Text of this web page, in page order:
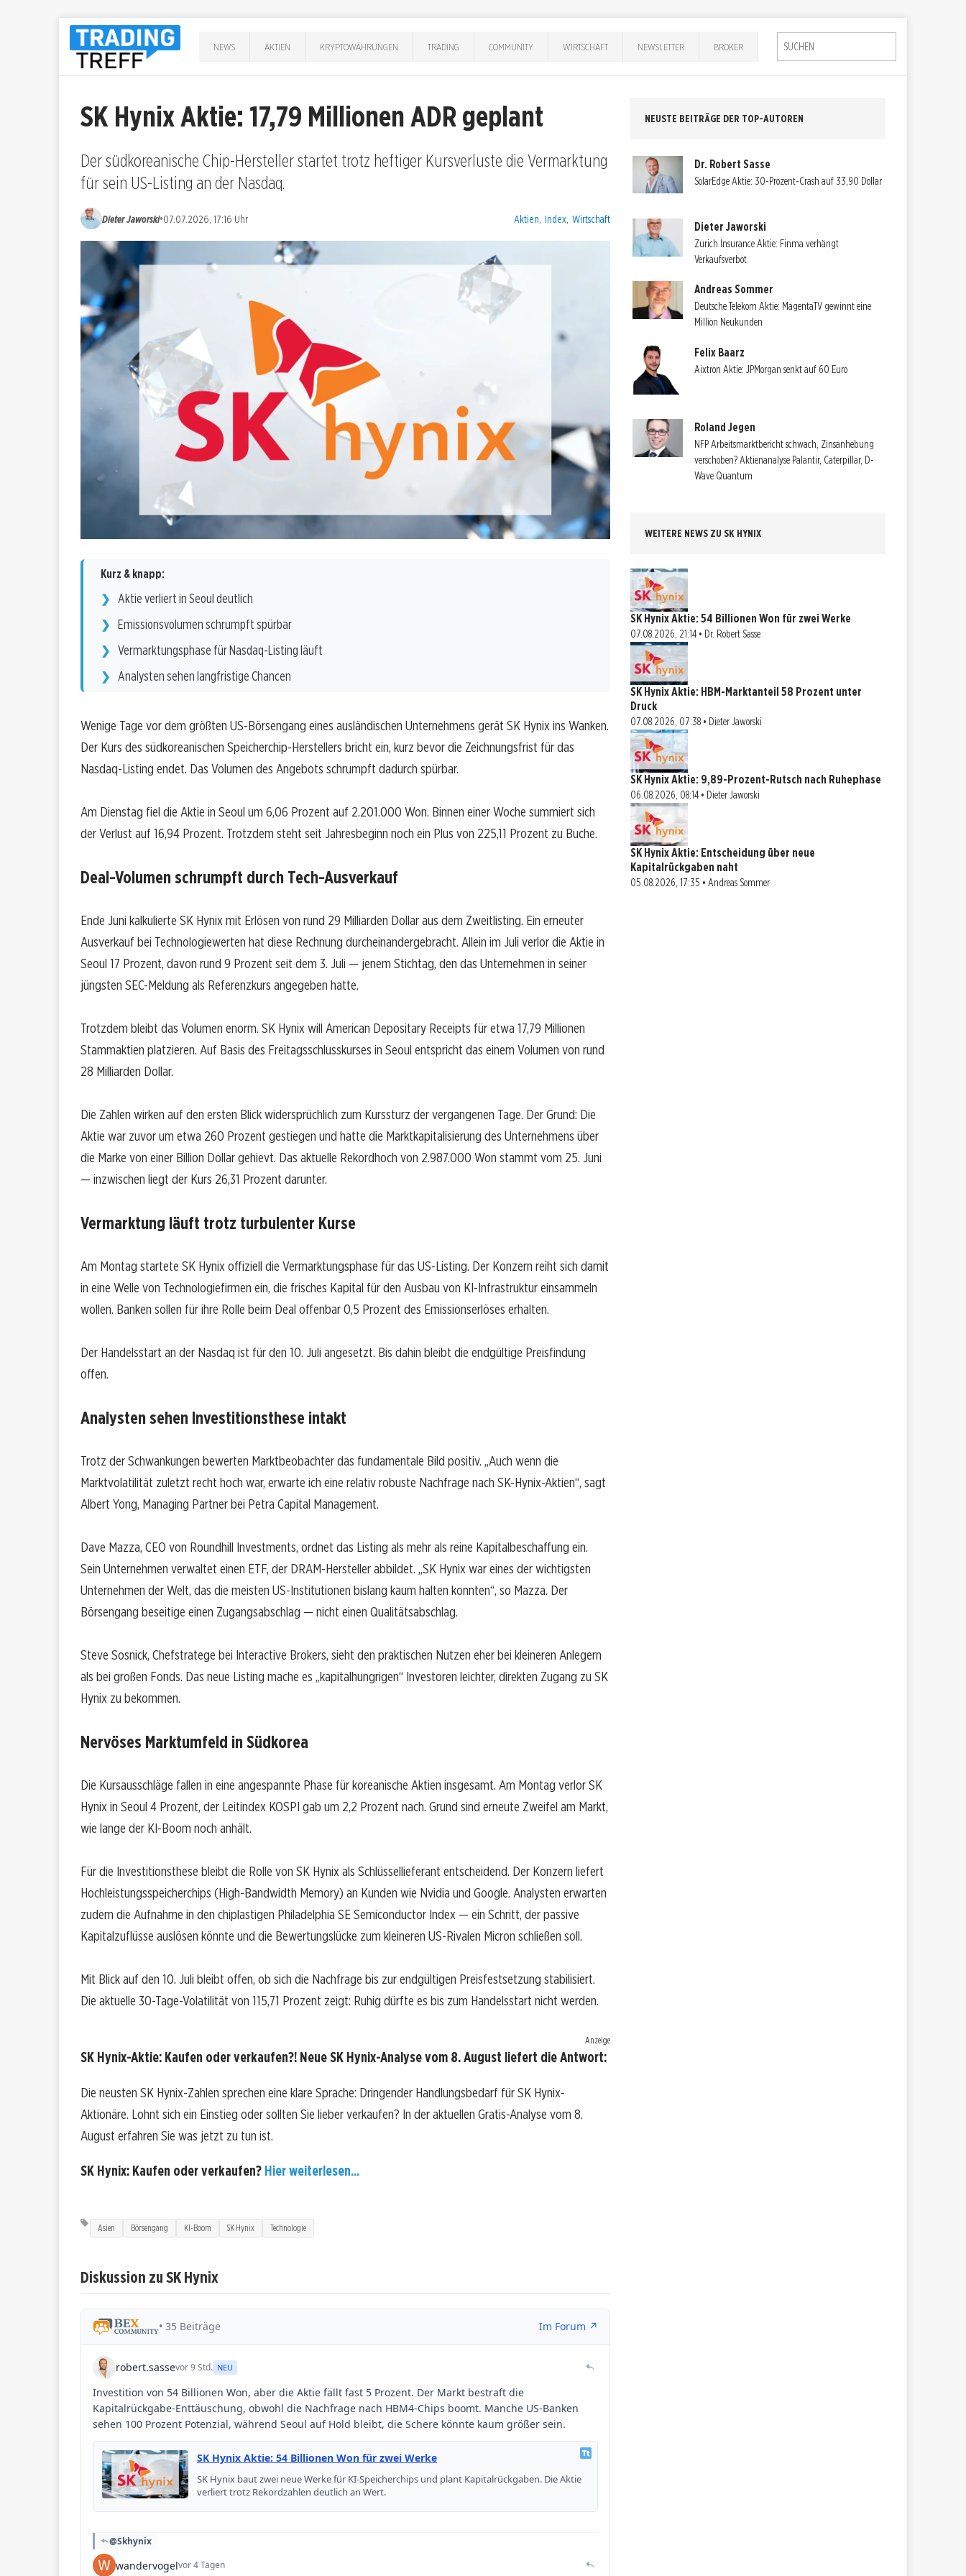
NEWS AKTIEN KRYPTOWÄHRUNGEN TRADING COMMUNITY WIRTSCHAFT NEWSLETTER BROKER
SK Hynix Aktie: 17,79 Millionen ADR geplant
Der südkoreanische Chip-Hersteller startet trotz heftiger Kursverluste die Vermarktung
für sein US-Listing an der Nasdaq.
Dieter Jaworski•07.07.2026, 17:16 Uhr Kategorien:
Aktien Index Wirtschaft
Kurz & knapp:
Aktie verliert in Seoul deutlich
Emissionsvolumen schrumpft spürbar
Vermarktungsphase für Nasdaq-Listing läuft
Analysten sehen langfristige Chancen
Wenige Tage vor dem größten US-Börsengang eines ausländischen Unternehmens gerät SK Hynix ins Wanken.
Der Kurs des südkoreanischen Speicherchip-Herstellers bricht ein, kurz bevor die Zeichnungsfrist für das
Nasdaq-Listing endet. Das Volumen des Angebots schrumpft dadurch spürbar.
Am Dienstag fiel die Aktie in Seoul um 6,06 Prozent auf 2.201.000 Won. Binnen einer Woche summiert sich
der Verlust auf 16,94 Prozent. Trotzdem steht seit Jahresbeginn noch ein Plus von 225,11 Prozent zu Buche.
Deal-Volumen schrumpft durch Tech-Ausverkauf
Ende Juni kalkulierte SK Hynix mit Erlösen von rund 29 Milliarden Dollar aus dem Zweitlisting. Ein erneuter
Ausverkauf bei Technologiewerten hat diese Rechnung durcheinandergebracht. Allein im Juli verlor die Aktie in
Seoul 17 Prozent, davon rund 9 Prozent seit dem 3. Juli — jenem Stichtag, den das Unternehmen in seiner
jüngsten SEC-Meldung als Referenzkurs angegeben hatte.
Trotzdem bleibt das Volumen enorm. SK Hynix will American Depositary Receipts für etwa 17,79 Millionen
Stammaktien platzieren. Auf Basis des Freitagsschlusskurses in Seoul entspricht das einem Volumen von rund
28 Milliarden Dollar.
Die Zahlen wirken auf den ersten Blick widersprüchlich zum Kurssturz der vergangenen Tage. Der Grund: Die
Aktie war zuvor um etwa 260 Prozent gestiegen und hatte die Marktkapitalisierung des Unternehmens über
die Marke von einer Billion Dollar gehievt. Das aktuelle Rekordhoch von 2.987.000 Won stammt vom 25. Juni
— inzwischen liegt der Kurs 26,31 Prozent darunter.
Vermarktung läuft trotz turbulenter Kurse
Am Montag startete SK Hynix offiziell die Vermarktungsphase für das US-Listing. Der Konzern reiht sich damit
in eine Welle von Technologiefirmen ein, die frisches Kapital für den Ausbau von KI-Infrastruktur einsammeln
wollen. Banken sollen für ihre Rolle beim Deal offenbar 0,5 Prozent des Emissionserlöses erhalten.
Der Handelsstart an der Nasdaq ist für den 10. Juli angesetzt. Bis dahin bleibt die endgültige Preisfindung
offen.
Analysten sehen Investitionsthese intakt
Trotz der Schwankungen bewerten Marktbeobachter das fundamentale Bild positiv. „Auch wenn die
Marktvolatilität zuletzt recht hoch war, erwarte ich eine relativ robuste Nachfrage nach SK-Hynix-Aktien“, sagt
Albert Yong, Managing Partner bei Petra Capital Management.
Dave Mazza, CEO von Roundhill Investments, ordnet das Listing als mehr als reine Kapitalbeschaffung ein.
Sein Unternehmen verwaltet einen ETF, der DRAM-Hersteller abbildet. „SK Hynix war eines der wichtigsten
Unternehmen der Welt, das die meisten US-Institutionen bislang kaum halten konnten“, so Mazza. Der
Börsengang beseitige einen Zugangsabschlag — nicht einen Qualitätsabschlag.
Steve Sosnick, Chefstratege bei Interactive Brokers, sieht den praktischen Nutzen eher bei kleineren Anlegern
als bei großen Fonds. Das neue Listing mache es „kapitalhungrigen“ Investoren leichter, direkten Zugang zu SK
Hynix zu bekommen.
Nervöses Marktumfeld in Südkorea
Die Kursausschläge fallen in eine angespannte Phase für koreanische Aktien insgesamt. Am Montag verlor SK
Hynix in Seoul 4 Prozent, der Leitindex KOSPI gab um 2,2 Prozent nach. Grund sind erneute Zweifel am Markt,
wie lange der KI-Boom noch anhält.
Für die Investitionsthese bleibt die Rolle von SK Hynix als Schlüssellieferant entscheidend. Der Konzern liefert
Hochleistungsspeicherchips (High-Bandwidth Memory) an Kunden wie Nvidia und Google. Analysten erwarten
zudem die Aufnahme in den chiplastigen Philadelphia SE Semiconductor Index — ein Schritt, der passive
Kapitalzuflüsse auslösen könnte und die Bewertungslücke zum kleineren US-Rivalen Micron schließen soll.
Mit Blick auf den 10. Juli bleibt offen, ob sich die Nachfrage bis zur endgültigen Preisfestsetzung stabilisiert.
Die aktuelle 30-Tage-Volatilität von 115,71 Prozent zeigt: Ruhig dürfte es bis zum Handelsstart nicht werden.
Anzeige
SK Hynix-Aktie: Kaufen oder verkaufen?! Neue SK Hynix-Analyse vom 8. August liefert die Antwort:
Die neusten SK Hynix-Zahlen sprechen eine klare Sprache: Dringender Handlungsbedarf für SK Hynix-
Aktionäre. Lohnt sich ein Einstieg oder sollten Sie lieber verkaufen? In der aktuellen Gratis-Analyse vom 8.
August erfahren Sie was jetzt zu tun ist.
SK Hynix: Kaufen oder verkaufen? Hier weiterlesen...
Asien Börsengang KI-Boom SK Hynix Technologie
Diskussion zu SK Hynix
NEUSTE BEITRÄGE DER TOP-AUTOREN
Dr. Robert Sasse
SolarEdge Aktie: 30-Prozent-Crash auf 33,90 Dollar
Dieter Jaworski
Zurich Insurance Aktie: Finma verhängt
Verkaufsverbot
Andreas Sommer
Deutsche Telekom Aktie: MagentaTV gewinnt eine
Million Neukunden
Felix Baarz
Aixtron Aktie: JPMorgan senkt auf 60 Euro
Roland Jegen
NFP Arbeitsmarktbericht schwach, Zinsanhebung
verschoben? Aktienanalyse Palantir, Caterpillar, D-
Wave Quantum
WEITERE NEWS ZU SK HYNIX
SK Hynix Aktie: 54 Billionen Won für zwei Werke
07.08.2026, 21:14 • Dr. Robert Sasse
SK Hynix Aktie: HBM-Marktanteil 58 Prozent unter
Druck
07.08.2026, 07:38 • Dieter Jaworski
SK Hynix Aktie: 9,89-Prozent-Rutsch nach Ruhephase
06.08.2026, 08:14 • Dieter Jaworski
SK Hynix Aktie: Entscheidung über neue
Kapitalrückgaben naht
05.08.2026, 17:35 • Andreas Sommer